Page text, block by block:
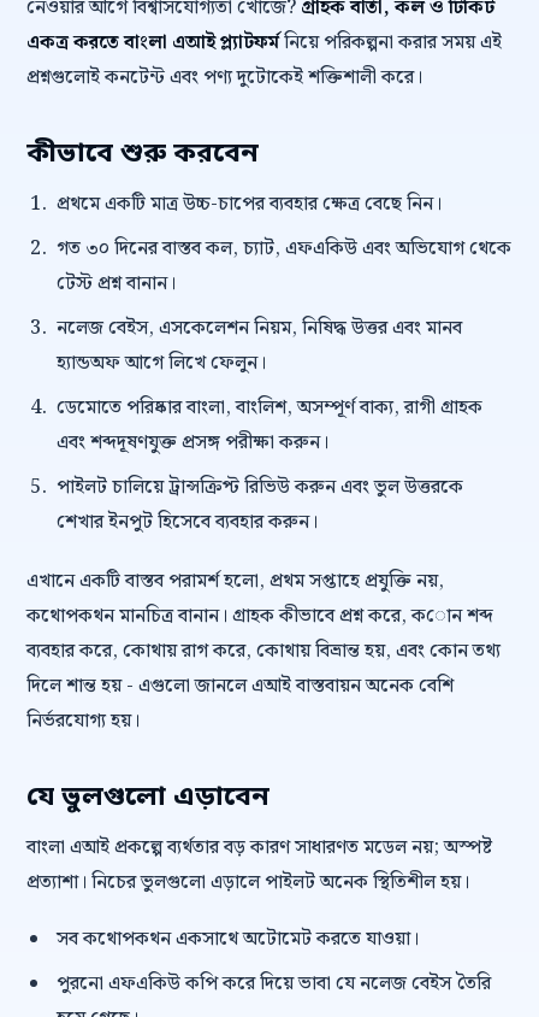
নেওয়ার আগে বিশ্বাসযোগ্যতা খোঁজে? গ্রাহক বার্তা, কল ও টিকিট
একত্র করতে বাংলা এআই প্ল্যাটফর্মনিয়ে পরিকল্পনা করার সময় এই
প্রশ্নগুলোই কনটেন্ট এবং পণ্য দুটোকেই শক্তিশালী করে।
কীভাবে শুরু করবেন
প্রথমে একটি মাত্র উচ্চ-চাপের ব্যবহার ক্ষেত্র বেছে নিন।
গত ৩০ দিনের বাস্তব কল, চ্যাট, এফএকিউ এবং অভিযোগ থেকে
টেস্ট প্রশ্ন বানান।
নলেজ বেইস, এসকেলেশন নিয়ম, নিষিদ্ধ উত্তর এবং মানব
হ্যান্ডঅফ আগে লিখে ফেলুন।
ডেমোতে পরিষ্কার বাংলা, বাংলিশ, অসম্পূর্ণ বাক্য, রাগী গ্রাহক
এবং শব্দদূষণযুক্ত প্রসঙ্গ পরীক্ষা করুন।
পাইলট চালিয়ে ট্রান্সক্রিপ্ট রিভিউ করুন এবং ভুল উত্তরকে
শেখার ইনপুট হিসেবে ব্যবহার করুন।
এখানে একটি বাস্তব পরামর্শ হলো, প্রথম সপ্তাহে প্রযুক্তি নয়,
কথোপকথন মানচিত্র বানান। গ্রাহক কীভাবে প্রশ্ন করে, কোন শব্দ
ব্যবহার করে, কোথায় রাগ করে, কোথায় বিভ্রান্ত হয়, এবং কোন তথ্য
দিলে শান্ত হয় - এগুলো জানলে এআই বাস্তবায়ন অনেক বেশি
নির্ভরযোগ্য হয়।
যে ভুলগুলো এড়াবেন
বাংলা এআই প্রকল্পে ব্যর্থতার বড় কারণ সাধারণত মডেল নয়; অস্পষ্ট
প্রত্যাশা। নিচের ভুলগুলো এড়ালে পাইলট অনেক স্থিতিশীল হয়।
সব কথোপকথন একসাথে অটোমেট করতে যাওয়া।
পুরনো এফএকিউ কপি করে দিয়ে ভাবা যে নলেজ বেইস তৈরি